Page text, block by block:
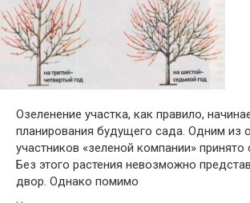
Озеленение участка, как правило,
планирования будущего сада. Одним из
участников «зеленой компании» принято
Без этого растения невозможно
двор. Однако помимо